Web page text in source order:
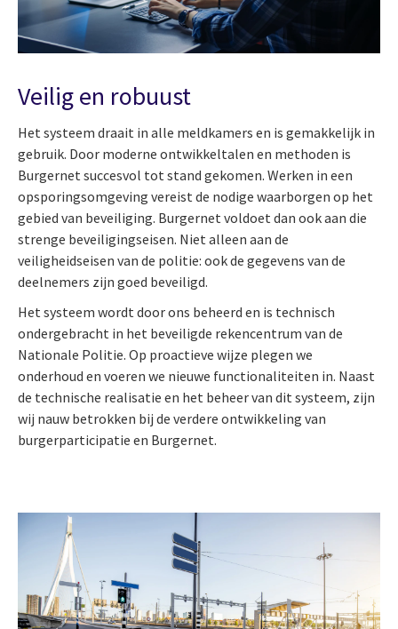
Veilig en robuust
Het systeem draait in alle meldkamers en is gemakkelijk in
gebruik. Door moderne ontwikkeltalen en methoden is
Burgernet succesvol tot stand gekomen. Werken in een
opsporingsomgeving vereist de nodige waarborgen op het
gebied van beveiliging. Burgernet voldoet dan ook aan die
strenge beveiligingseisen. Niet alleen aan de
veiligheidseisen van de politie: ook de gegevens van de
deelnemers zijn goed beveiligd.
Het systeem wordt door ons beheerd en is technisch
ondergebracht in het beveiligde rekencentrum van de
Nationale Politie. Op proactieve wijze plegen we
onderhoud en voeren we nieuwe functionaliteiten in. Naast
de technische realisatie en het beheer van dit systeem, zijn
wij nauw betrokken bij de verdere ontwikkeling van
burgerparticipatie en Burgernet.